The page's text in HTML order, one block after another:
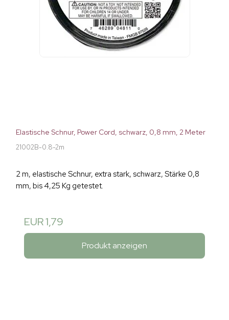
Elastische Schnur, Power Cord, schwarz, 0,8 mm, 2 Meter
21002B-0.8-2m
2 m, elastische Schnur, extra stark, schwarz, Stärke 0,8
mm, bis 4,25 Kg getestet.
EUR 1,79
Produkt anzeigen